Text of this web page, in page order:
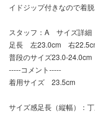
イドジップ付きなので着脱
スタッフ：A サイズ詳細
足長 左23.0cm 右
普段のサイズ23.0-
-----コメント-----
着用サイズ 23.5cm
サイズ感足長（縦幅）：